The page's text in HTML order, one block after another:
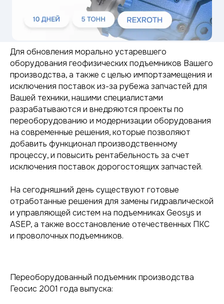
Для обновления морально устаревшего
оборудования геофизических подъемников Вашего
производства, а также с целью импортзамещения и
исключения поставок из-за рубежа запчастей для
Вашей техники, нашими специалистами
разрабатываются и внедряются проекты по
переоборудованию и модернизации оборудования
на современные решения, которые позволяют
добавить функционал производственному
процессу, и повысить рентабельность за счет
исключения поставок дорогостоящих запчастей.
На сегодняшний день существуют готовые
отработанные решения для замены гидравлической
и управляющей систем на подъемниках Geosys и
ASEP, а также восстановление отечественных ПКС
и проволочных подъемников.
Переоборудованный подъемник производства
Геосис 2001 года выпуска: